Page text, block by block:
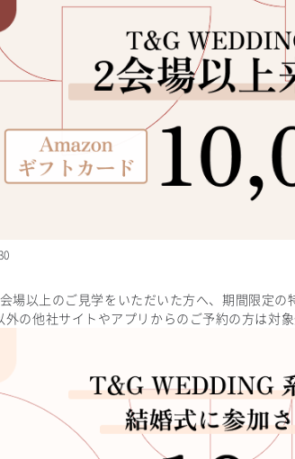
会場以上のご見学をいただいた方へ、期間限
の他社サイトやアプリからのご予約の方は対